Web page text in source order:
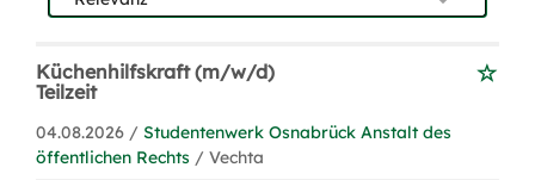
Küchenhilfskraft (m/w/d)
Teilzeit
04.08.2026 / Studentenwerk Osnabrück Anstalt des
öffentlichen Rechts / Vechta